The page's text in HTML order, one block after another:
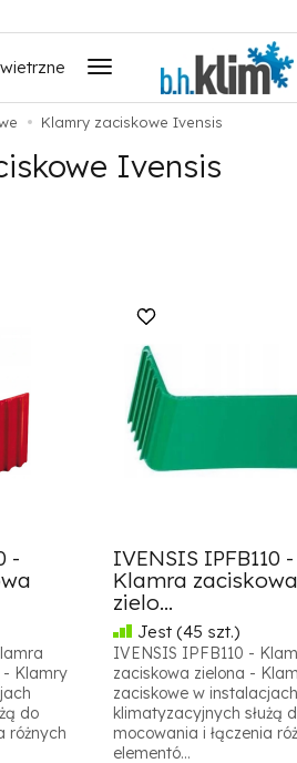
Klamry zaciskowe Ivensis
Ivensis
-
- Klamry
do
różnych
IVENSIS IPFB110 -
Klamra zaciskowa
zielo...
Jest (45 szt.)
IVENSIS IPFB110 -
zaciskowa zielona -
zaciskowe w instalacjach
klimatyzacyjnych służą
mocowania i łączenia
elementó...